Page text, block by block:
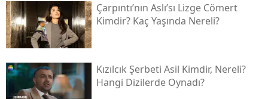
Çarpıntı’nın Aslı’sı Lizge Cömert
Kimdir? Kaç Yaşında Nereli?
Kızılcık Şerbeti Asil Kimdir, Nereli?
Hangi Dizilerde Oynadı?